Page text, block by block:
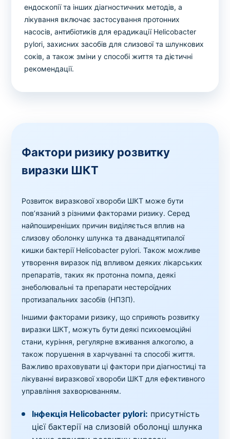
ендоскопії та інших діагностичних методів, а
лікування включає застосування протонних
насосів, антибіотиків для ерадикації Helicobacter
pylori, захисних засобів для слизової та шлункових
соків, а також зміни у способі життя та дієтичні
рекомендації.
Фактори ризику розвитку
виразки ШКТ
Розвиток виразкової хвороби ШКТ може бути
пов’язаний з різними факторами ризику. Серед
найпоширеніших причин виділяється вплив на
слизову оболонку шлунка та дванадцятипалої
кишки бактерії Helicobacter pylori. Також можливе
утворення виразок під впливом деяких лікарських
препаратів, таких як протонна помпа, деякі
знеболювальні та препарати нестероїдних
протизапальних засобів (НПЗП).
Іншими факторами ризику, що сприяють розвитку
виразки ШКТ, можуть бути деякі психоемоційні
стани, куріння, регулярне вживання алкоголю, а
також порушення в харчуванні та способі життя.
Важливо враховувати ці фактори при діагностиці та
лікуванні виразкової хвороби ШКТ для ефективного
управління захворюванням.
Інфекція Helicobacter pylori: присутність
цієї бактерії на слизовій оболонці шлунка